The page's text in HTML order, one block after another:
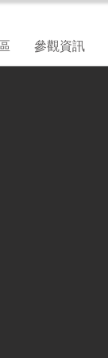
參觀資訊